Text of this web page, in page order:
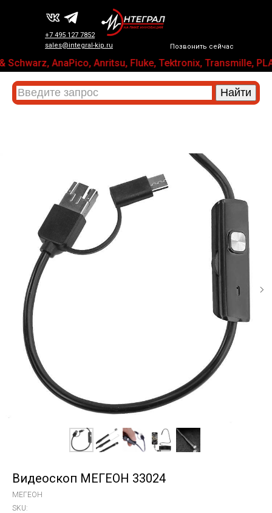
Позвонить сейчас
+7 495 127 7852
sales@integral-kip.ru
AnaPico, Anritsu, Fluke, Tektronix, Transmille,
Видеоскоп МЕГЕОН 33024
МЕГЕОН
SKU: